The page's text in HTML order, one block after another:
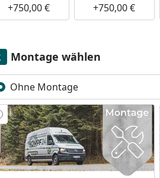
+750,00 €
+750,00 €
Montage wählen
Ohne Montage